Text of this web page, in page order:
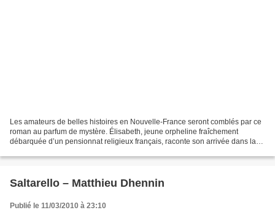
Les amateurs de belles histoires en Nouvelle-France seront comblés par ce
roman au parfum de mystère. Élisabeth, jeune orpheline fraîchement
débarquée d’un pensionnat religieux français, raconte son arrivée dans la
Saltarello – Matthieu Dhennin
Publié le 11/03/2010 à 23:10